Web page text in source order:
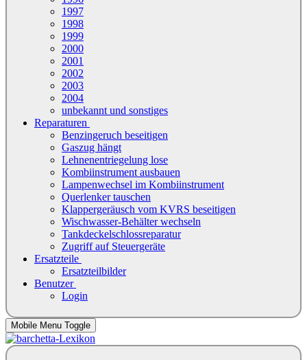
1997
1998
1999
2000
2001
2002
2003
2004
unbekannt und sonstiges
Reparaturen
Benzingeruch beseitigen
Gaszug hängt
Lehnenentriegelung lose
Kombiinstrument ausbauen
Lampenwechsel im Kombiinstrument
Querlenker tauschen
Klappergeräusch vom KVRS beseitigen
Wischwasser-Behälter wechseln
Tankdeckelschlossreparatur
Zugriff auf Steuergeräte
Ersatzteile
Ersatzteilbilder
Benutzer
Login
Mobile Menu Toggle